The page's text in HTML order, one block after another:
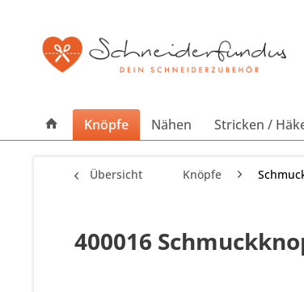
Knöpfe Nähen Stricken /
Übersicht Knöpfe
400016